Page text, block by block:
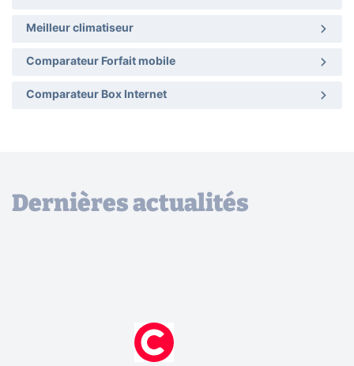
Meilleur climatiseur
Comparateur Forfait mobile
Comparateur Box Internet
Dernières actualités